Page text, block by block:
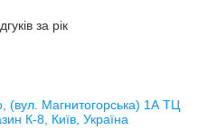
за рік
(вул. Магнитогорська) 1А ТЦ
К-8, Київ, Україна